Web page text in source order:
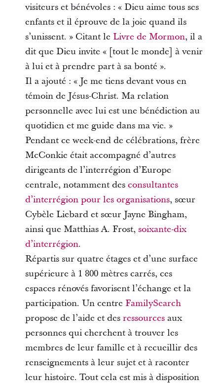
visiteurs et bénévoles : « Dieu aime tous ses
enfants et il éprouve de la joie quand ils
s’unissent. » Citant le Livre de Mormon, il a
dit que Dieu invite « [tout le monde] à venir
à lui et à prendre part à sa bonté ».
Il a ajouté : « Je me tiens devant vous en
témoin de Jésus-Christ. Ma relation
personnelle avec lui est une bénédiction au
quotidien et me guide dans ma vie. »
Pendant ce week-end de célébrations, frère
McConkie était accompagné d’autres
dirigeants de l’interrégion d’Europe
centrale, notamment des consultantes
d’interrégion pour les organisations, sœur
Cybèle Liebard et sœur Jayne Bingham,
ainsi que Matthias A. Frost, soixante-dix
d’interrégion.
Répartis sur quatre étages et d’une surface
supérieure à 1 800 mètres carrés, ces
espaces rénovés favorisent l’échange et la
participation. Un centre FamilySearch
propose de l’aide et des ressourcesaux
personnes qui cherchent à trouver les
membres de leur famille et à recueillir des
renseignements à leur sujet et à raconter
leur histoire. Tout cela est mis à disposition